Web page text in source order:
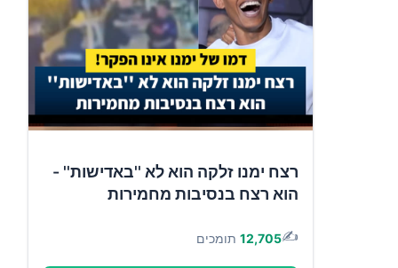
רצח ימנו זלקה הוא לא ''באדישות'' -
הוא רצח בנסיבות מחמירות
✍️
12,705 תומכים